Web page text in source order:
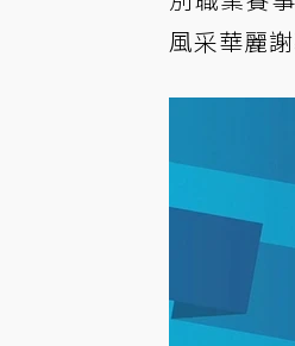
風采華麗